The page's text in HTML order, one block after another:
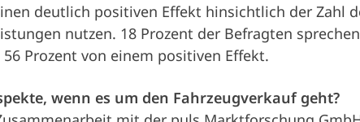
deutlich positiven Effekt hinsichtlich der Zahl
nutzen. 18 Prozent der Befragten
Prozent von einem positiven Effekt.
wenn es um den Fahrzeugverkauf geht?